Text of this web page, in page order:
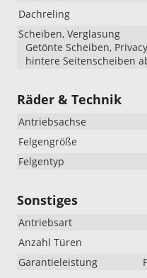
Dachreling
Scheiben, Verglasung
Getönte Scheiben,
hintere Seitenscheiben
Räder & Technik
Antriebsachse
Felgengröße
Felgentyp
Sonstiges
Antriebsart
Anzahl Türen
Garantieleistung